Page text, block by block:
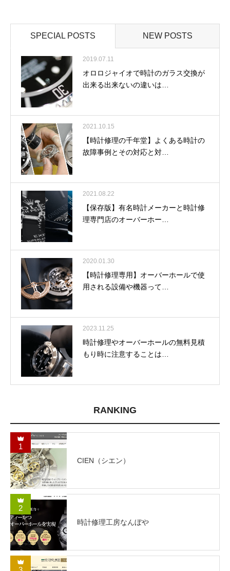
SPECIAL POSTS NEW POSTS
2019.07.11
オロロジャイオで時計のガラス交換が
出来る出来ないの違いは…
2021.10.15
【時計修理の千年堂】よくある時計の
故障事例とその対応と対…
2021.08.22
【保存版】有名時計メーカーと時計修
理専門店のオーバーホー…
2020.01.30
【時計修理専用】オーバーホールで使
用される設備や機器って…
2023.11.25
時計修理やオーバーホールの無料見積
もり時に注意することは…
RANKING
1
CIEN（シエン）
2
時計修理工房なんぼや